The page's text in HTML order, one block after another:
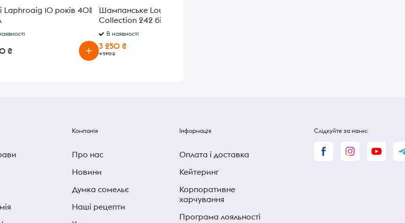
Laphroaig 10 років 40%
₴
Шампанське Louis Roederer
Collection 242 біле сухе 12%
0,75л в упаковці
В наявності
3 250 ₴
4 590 ₴
Компанія
Про нас
Новини
Думка сомельє
Наші рецепти
Інформація
Оплата і доставка
Кейтеринг
Корпоративне
харчування
Програма лояльності
Слідкуйте за нами: